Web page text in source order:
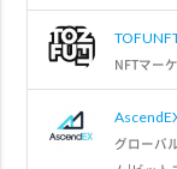
NFTマー
グローバ